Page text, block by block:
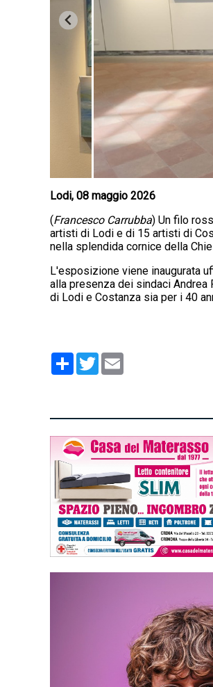
Lodi, 08 maggio 2026
(Francesco Carrubba) Un filo
artisti di Lodi e di 15 artisti di
nella splendida cornice della
L'esposizione viene inaugurata
alla presenza dei sindaci
di Lodi e Costanza sia per i 40
Condividi
Twitter